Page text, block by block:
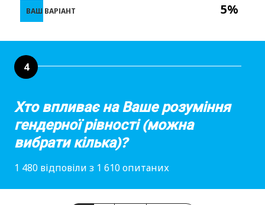
5%
ВАШ ВАРІАНТ
4
Хто впливає на Ваше розуміння
гендерної рівності (можна
вибрати кілька)?
1 480 відповіли з 1 610 опитаних